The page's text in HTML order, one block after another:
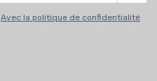
Avec la politique de confidentialité